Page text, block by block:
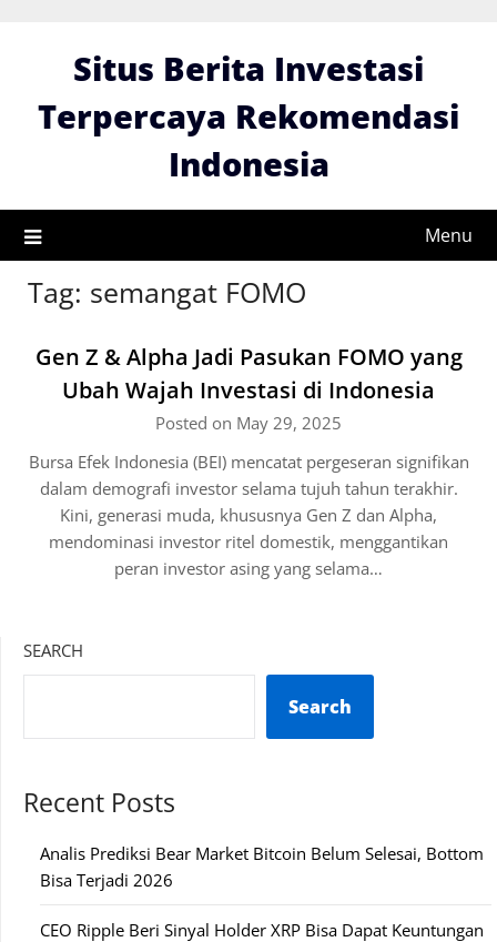
Situs Berita Investasi
Terpercaya Rekomendasi
Indonesia
Menu
Tag: semangat FOMO
Gen Z & Alpha Jadi Pasukan FOMO yang
Ubah Wajah Investasi di Indonesia
Posted on May 29, 2025
Bursa Efek Indonesia (BEI) mencatat pergeseran signifikan
dalam demografi investor selama tujuh tahun terakhir.
Kini, generasi muda, khususnya Gen Z dan Alpha,
mendominasi investor ritel domestik, menggantikan
peran investor asing yang selama…
SEARCH
Search
Recent Posts
Analis Prediksi Bear Market Bitcoin Belum Selesai, Bottom
Bisa Terjadi 2026
CEO Ripple Beri Sinyal Holder XRP Bisa Dapat Keuntungan